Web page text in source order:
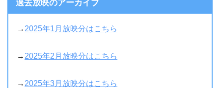
過去放映のアーカイブ
→ 2025年1月放映分はこちら
→ 2025年2月放映分はこちら
→ 2025年3月放映分はこちら